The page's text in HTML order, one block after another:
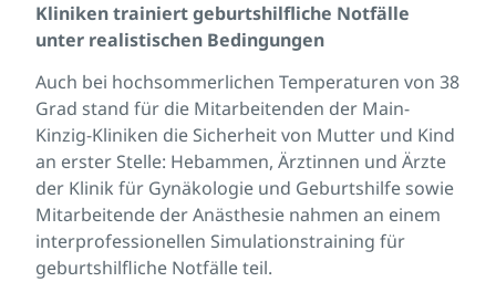
Kliniken trainiert geburtshilfliche Notfälle
unter realistischen Bedingungen
Auch bei hochsommerlichen Temperaturen von 38
Grad stand für die Mitarbeitenden der Main-
Kinzig-Kliniken die Sicherheit von Mutter und Kind
an erster Stelle: Hebammen, Ärztinnen und Ärzte
der Klinik für Gynäkologie und Geburtshilfe sowie
Mitarbeitende der Anästhesie nahmen an einem
interprofessionellen Simulationstraining für
geburtshilfliche Notfälle teil.